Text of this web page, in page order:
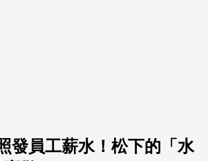
發員工薪水！松下的「水